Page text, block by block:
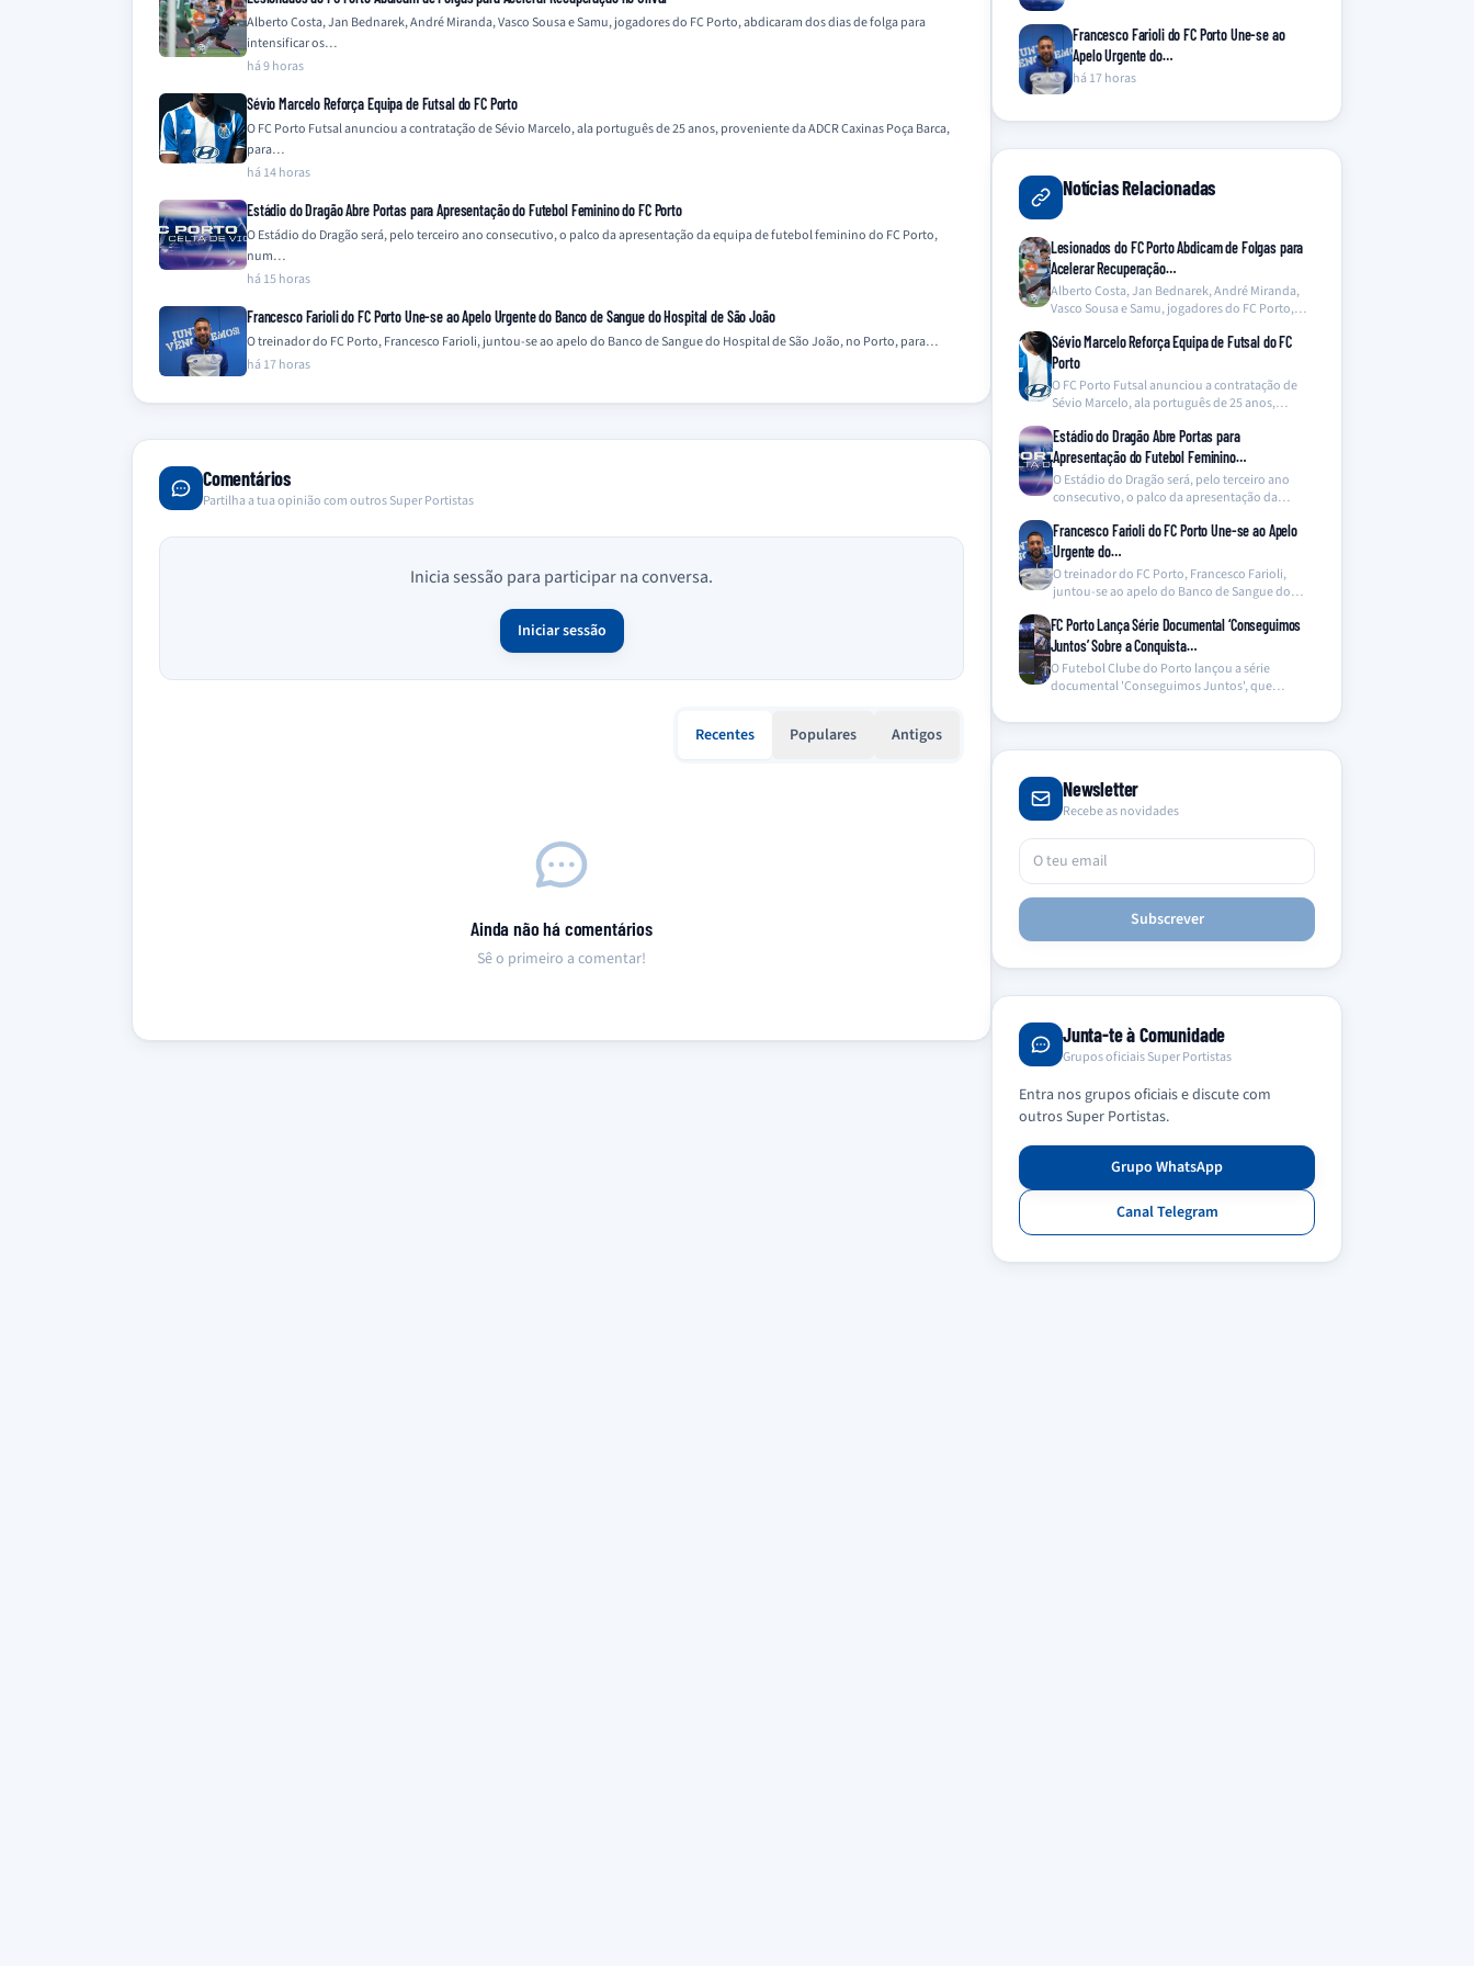
Alberto Costa, Jan Bednarek, André Miranda, Vasco Sousa e Samu, jogadores do FC Porto, abdicaram dos dias de folga para
intensificar os…
há 9 horas
Sévio Marcelo Reforça Equipa de Futsal do FC Porto
O FC Porto Futsal anunciou a contratação de Sévio Marcelo, ala português de 25 anos, proveniente da ADCR Caxinas Poça Barca,
para…
há 14 horas
Estádio do Dragão Abre Portas para Apresentação do Futebol Feminino do FC Porto
O Estádio do Dragão será, pelo terceiro ano consecutivo, o palco da apresentação da equipa de futebol feminino do FC Porto,
num…
há 15 horas
Francesco Farioli do FC Porto Une-se ao Apelo Urgente do Banco de Sangue do Hospital de São João
O treinador do FC Porto, Francesco Farioli, juntou-se ao apelo do Banco de Sangue do Hospital de São João, no Porto, para…
há 17 horas
Comentários
Partilha a tua opinião com outros Super Portistas
Inicia sessão para participar na conversa.
Iniciar sessão
Recentes Populares Antigos
Ainda não há comentários
Sê o primeiro a comentar!
Francesco Farioli do FC Porto Une-se ao
Apelo Urgente do…
há 17 horas
Notícias Relacionadas
Lesionados do FC Porto Abdicam de Folgas para
Acelerar Recuperação…
Alberto Costa, Jan Bednarek, André Miranda,
Vasco Sousa e Samu, jogadores do FC Porto,
Sévio Marcelo Reforça Equipa de Futsal do FC
Porto
O FC Porto Futsal anunciou a contratação de
Sévio Marcelo, ala português de 25 anos,
Estádio do Dragão Abre Portas para
Apresentação do Futebol Feminino…
O Estádio do Dragão será, pelo terceiro ano
consecutivo, o palco da apresentação da
Francesco Farioli do FC Porto Une-se ao Apelo
Urgente do…
O treinador do FC Porto, Francesco Farioli,
juntou-se ao apelo do Banco de Sangue do
FC Porto Lança Série Documental ‘Conseguimos
Juntos’ Sobre a Conquista…
O Futebol Clube do Porto lançou a série
documental 'Conseguimos Juntos', que
Newsletter
Recebe as novidades
Subscrever
Junta-te à Comunidade
Grupos oficiais Super Portistas
Entra nos grupos oficiais e discute com
outros Super Portistas.
Grupo WhatsApp
Canal Telegram